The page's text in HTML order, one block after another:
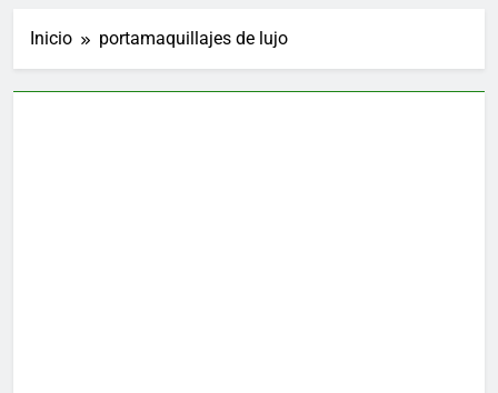
Inicio portamaquillajes de lujo